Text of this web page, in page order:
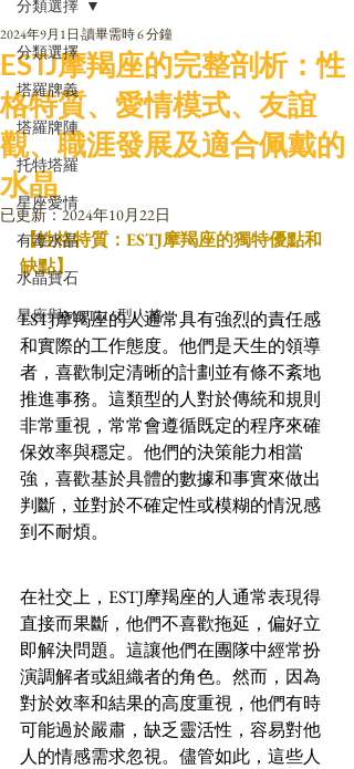
分類選擇
塔羅牌義
塔羅牌陣
托特塔羅
星座愛情
有毒水晶
水晶寶石
星座與MBTI16型人格
分類選擇
ESTJ摩羯座的完整剖析：性
格特質、愛情模式、友誼
觀、職涯發展及適合佩戴的
水晶
2024年9月1日 讀畢需時 6 分鐘
已更新：2024年10月22日
【性格特質：ESTJ摩羯座的獨特優點和
缺點】
ESTJ摩羯座的人通常具有強烈的責任感
和實際的工作態度。他們是天生的領導
者，喜歡制定清晰的計劃並有條不紊地
推進事務。這類型的人對於傳統和規則
非常重視，常常會遵循既定的程序來確
保效率與穩定。他們的決策能力相當
強，喜歡基於具體的數據和事實來做出
判斷，並對於不確定性或模糊的情況感
到不耐煩。
在社交上，ESTJ摩羯座的人通常表現得
直接而果斷，他們不喜歡拖延，偏好立
即解決問題。這讓他們在團隊中經常扮
演調解者或組織者的角色。然而，因為
對於效率和結果的高度重視，他們有時
可能過於嚴肅，缺乏靈活性，容易對他
人的情感需求忽視。儘管如此，這些人